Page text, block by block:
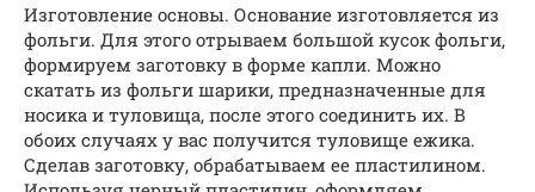
Изготовление основы. Основание изготовляется из
фольги. Для этого отрываем большой кусок фольги,
формируем заготовку в форме капли. Можно
скатать из фольги шарики, предназначенные для
носика и туловища, после этого соединить их. В
обоих случаях у вас получится туловище ежика.
Сделав заготовку, обрабатываем ее пластилином.